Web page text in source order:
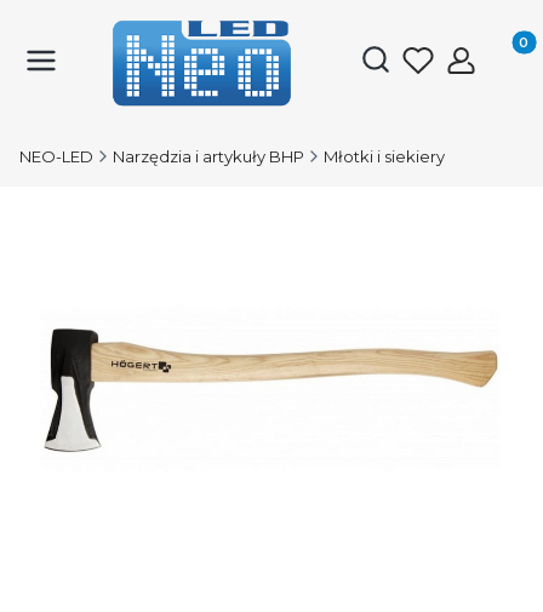
Otwórz
NEO-LED Narzędzia i artykuły BHP Młotki i siekiery